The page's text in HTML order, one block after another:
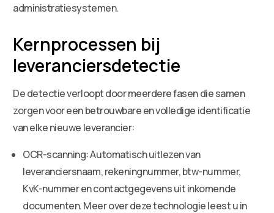
administratiesystemen.
Kernprocessen bij
leveranciersdetectie
De detectie verloopt door meerdere fasen die samen
zorgen voor een betrouwbare en volledige identificatie
van elke nieuwe leverancier:
OCR-scanning: Automatisch uitlezen van
leveranciersnaam, rekeningnummer, btw-nummer,
KvK-nummer en contactgegevens uit inkomende
documenten. Meer over deze technologie leest u in